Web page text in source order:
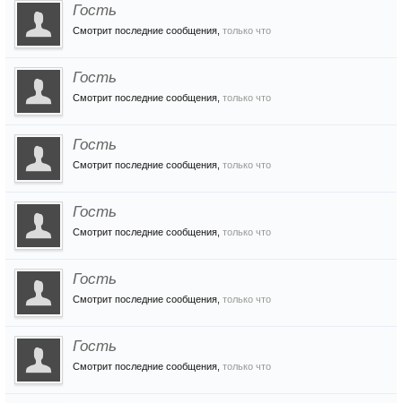
Гость
Смотрит последние сообщения, только что
Гость
Смотрит последние сообщения, только что
Гость
Смотрит последние сообщения, только что
Гость
Смотрит последние сообщения, только что
Гость
Смотрит последние сообщения, только что
Гость
Смотрит последние сообщения, только что